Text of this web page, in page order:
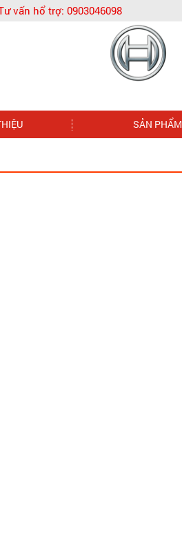
vấn hổ trợ: 0903046098
SẢN PHẨM